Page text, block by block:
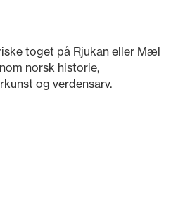
toget på Rjukan eller Mæl
norsk historie,
og verdensarv.